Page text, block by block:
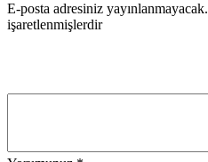
E-posta adresiniz yayınlanmayacak.
işaretlenmişlerdir